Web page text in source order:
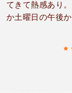
てきて熱感あり
か土曜日の午後
た。夫婦共働き